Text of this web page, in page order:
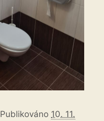
Publikováno 10. 11.